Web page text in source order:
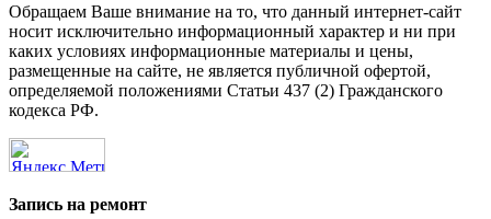
Обращаем Ваше внимание на то, что данный интернет-сайт
носит исключительно информационный характер и ни при
каких условиях информационные материалы и цены,
размещенные на сайте, не является публичной офертой,
определяемой положениями Статьи 437 (2) Гражданского
кодекса РФ.
Запись на ремонт